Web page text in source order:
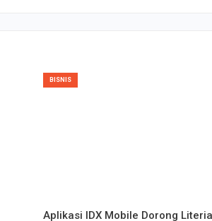
BISNIS
Aplikasi IDX Mobile Dorong